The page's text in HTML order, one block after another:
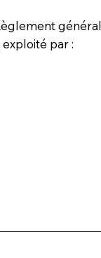
exploité par :